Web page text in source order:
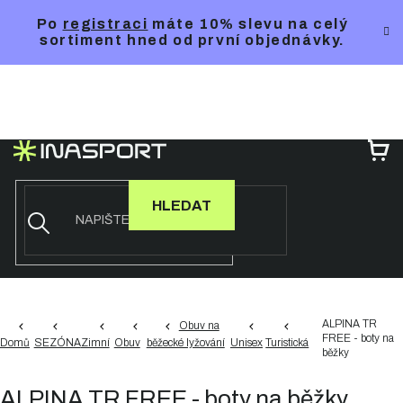
Po registraci máte 10% slevu na celý
sortiment hned od první objednávky.
HLEDAT
Domů SEZÓNAZimní Obuv
Obuv na
běžecké lyžování Unisex Turistická
ALPINA TR
FREE - boty na
běžky